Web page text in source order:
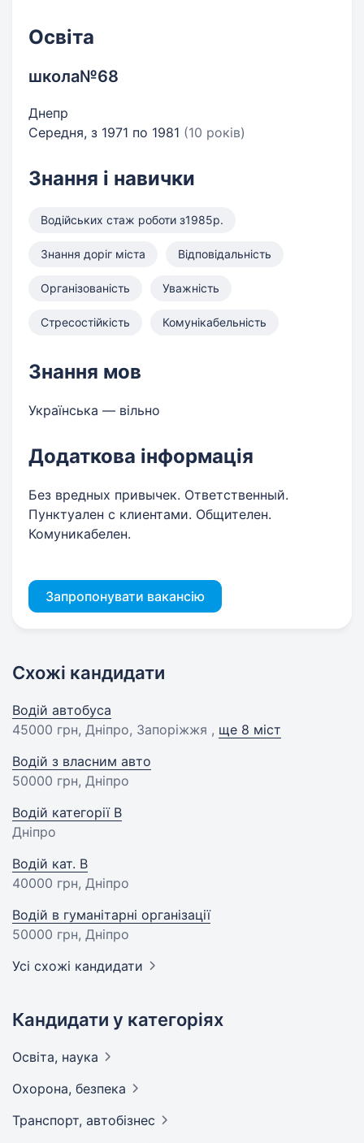
Освіта
школа№68
Днепр
Середня, з 1971 по 1981 (10 років)
Знання і навички
Водійських стаж роботи з1985р.
Знання доріг міста Відповідальність
Організованість Уважність
Стресостійкість Комунікабельність
Знання мов
Українська — вільно
Додаткова інформація
Без вредных привычек. Ответственный.
Пунктуален с клиентами. Общителен.
Комуникабелен.
Запропонувати вакансію
Схожі кандидати
Водій автобуса
45000 грн, Дніпро, Запоріжжя , ще 8 міст
Водій з власним авто
50000 грн, Дніпро
Водій категорії B
Дніпро
Водій кат. В
40000 грн, Дніпро
Водій в гуманітарні організації
50000 грн, Дніпро
Усі схожі кандидати
Кандидати у категоріях
Освіта, наука
Охорона, безпека
Транспорт, автобізнес